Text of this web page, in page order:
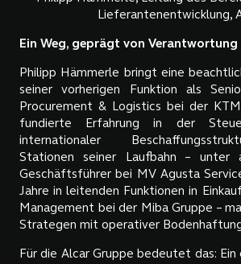
Lieferantenentwicklung,
Ein Weg, geprägt von
Philipp Hämmerle bringt eine
seiner vorherigen Funktion als
Procurement & Logistics bei der
fundierte Erfahrung in der
internationaler
Stationen seiner Laufbahn – unter
Geschäftsführer bei MV Agusta
Jahre in leitenden Funktionen in
Management bei der Miba Gruppe –
Strategen mit operativer
Für die Alcar Gruppe bedeutet das: